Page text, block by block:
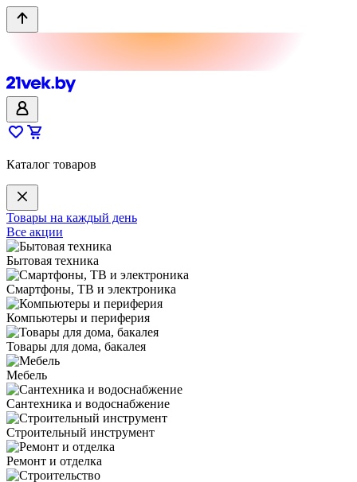
Каталог товаров
Товары на каждый день
Все акции
Бытовая техника
Смартфоны, ТВ и электроника
Компьютеры и периферия
Товары для дома, бакалея
Мебель
Сантехника и водоснабжение
Строительный инструмент
Ремонт и отделка